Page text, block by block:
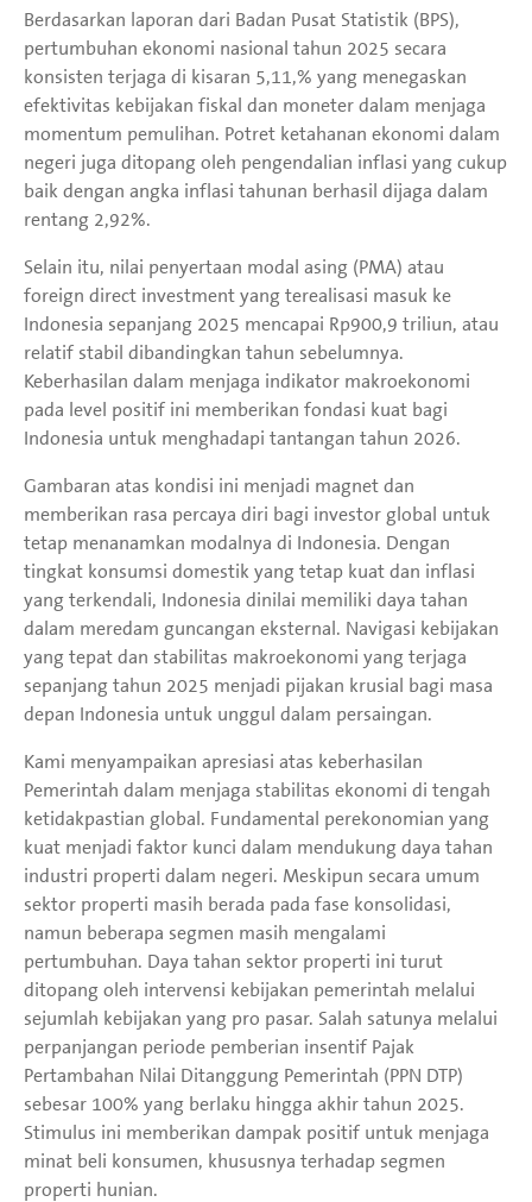
Berdasarkan laporan dari Badan Pusat Statistik (BPS),
pertumbuhan ekonomi nasional tahun 2025 secara
konsisten terjaga di kisaran 5,11,% yang menegaskan
efektivitas kebijakan fiskal dan moneter dalam menjaga
momentum pemulihan. Potret ketahanan ekonomi dalam
negeri juga ditopang oleh pengendalian inflasi yang cukup
baik dengan angka inflasi tahunan berhasil dijaga dalam
rentang 2,92%.
Selain itu, nilai penyertaan modal asing (PMA) atau
foreign direct investment yang terealisasi masuk ke
Indonesia sepanjang 2025 mencapai Rp900,9 triliun, atau
relatif stabil dibandingkan tahun sebelumnya.
Keberhasilan dalam menjaga indikator makroekonomi
pada level positif ini memberikan fondasi kuat bagi
Indonesia untuk menghadapi tantangan tahun 2026.
Gambaran atas kondisi ini menjadi magnet dan
memberikan rasa percaya diri bagi investor global untuk
tetap menanamkan modalnya di Indonesia. Dengan
tingkat konsumsi domestik yang tetap kuat dan inflasi
yang terkendali, Indonesia dinilai memiliki daya tahan
dalam meredam guncangan eksternal. Navigasi kebijakan
yang tepat dan stabilitas makroekonomi yang terjaga
sepanjang tahun 2025 menjadi pijakan krusial bagi masa
depan Indonesia untuk unggul dalam persaingan.
Kami menyampaikan apresiasi atas keberhasilan
Pemerintah dalam menjaga stabilitas ekonomi di tengah
ketidakpastian global. Fundamental perekonomian yang
kuat menjadi faktor kunci dalam mendukung daya tahan
industri properti dalam negeri. Meskipun secara umum
sektor properti masih berada pada fase konsolidasi,
namun beberapa segmen masih mengalami
pertumbuhan. Daya tahan sektor properti ini turut
ditopang oleh intervensi kebijakan pemerintah melalui
sejumlah kebijakan yang pro pasar. Salah satunya melalui
perpanjangan periode pemberian insentif Pajak
Pertambahan Nilai Ditanggung Pemerintah (PPN DTP)
sebesar 100% yang berlaku hingga akhir tahun 2025.
Stimulus ini memberikan dampak positif untuk menjaga
minat beli konsumen, khususnya terhadap segmen
properti hunian.